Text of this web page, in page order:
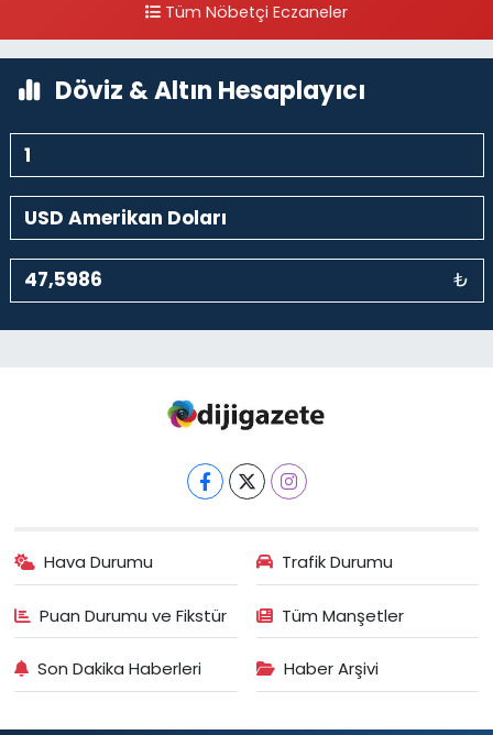
Tüm Nöbetçi Eczaneler
Döviz & Altın Hesaplayıcı
₺
Hava Durumu Trafik Durumu
Puan Durumu ve Fikstür Tüm Manşetler
Son Dakika Haberleri Haber Arşivi